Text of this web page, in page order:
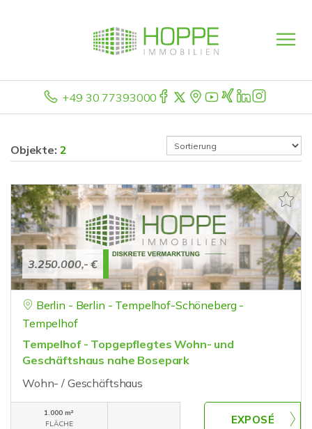
+49 30 77393000
Objekte: 2
3.250.000,- €
Berlin - Berlin - Tempelhof-Schöneberg -
Tempelhof
Tempelhof - Topgepflegtes Wohn- und
Geschäftshaus nahe Bosepark
Wohn- / Geschäftshaus
1.000 m²
FLÄCHE